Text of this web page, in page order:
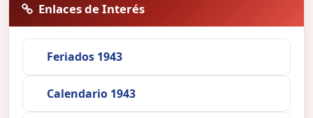
Enlaces de Interés
Feriados 1943
Calendario 1943